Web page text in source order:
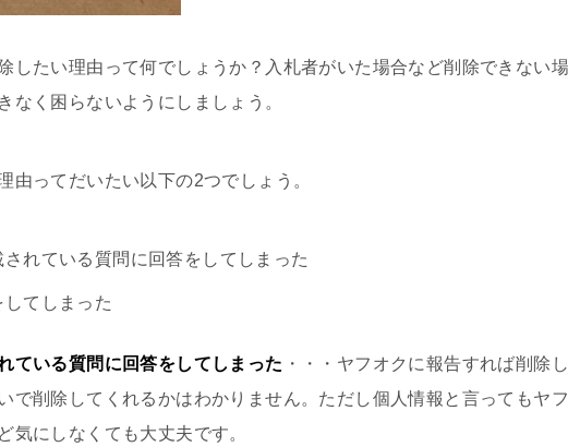
したい理由って何でしょうか？入札者がいた場合など削除できない
なく困らないようにしましょう。
由ってだいたい以下の2つでしょう。
れている質問に回答をしてしまった
てしまった
ている質問に回答をしてしまった ・・・ヤフオクに報告すれば削除
で削除してくれるかはわかりません。ただし個人情報と言ってもヤ
気にしなくても大丈夫です。